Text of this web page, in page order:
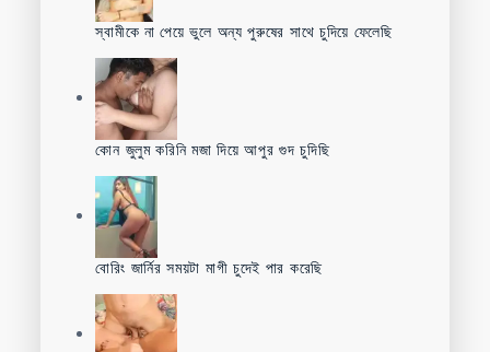
স্বামীকে না পেয়ে ভুলে অন্য পুরুষের সাথে চুদিয়ে ফেলেছি
কোন জুলুম করিনি মজা দিয়ে আপুর গুদ চুদিছি
বোরিং জার্নির সময়টা মাগী চুদেই পার করেছি